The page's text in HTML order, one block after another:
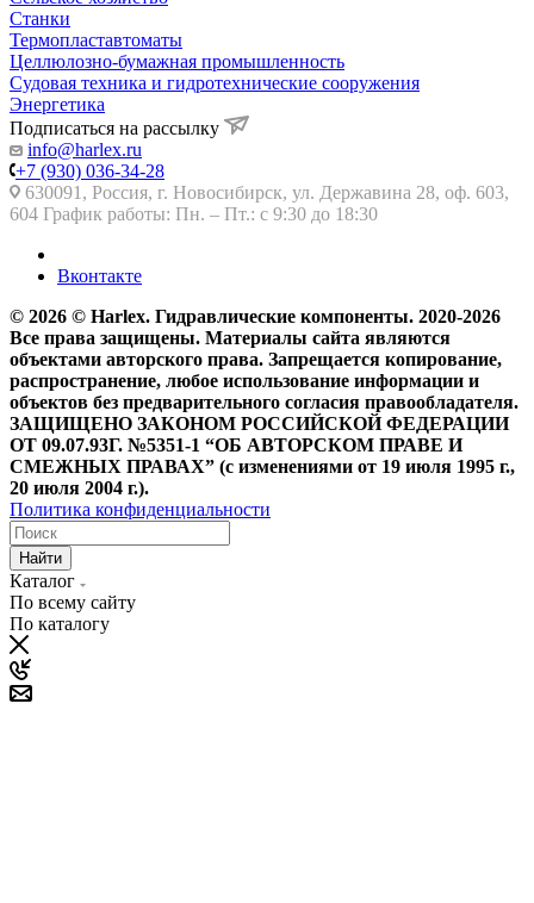
Станки
Термопластавтоматы
Целлюлозно-бумажная промышленность
Судовая техника и гидротехнические сооружения
Энергетика
Подписаться на рассылку
info@harlex.ru
+7 (930) 036-34-28
630091, Россия, г. Новосибирск, ул. Державина 28, оф. 603,
604 График работы: Пн. – Пт.: с 9:30 до 18:30
Вконтакте
© 2026 © Harlex. Гидравлические компоненты. 2020-2026
Все права защищены. Материалы сайта являются
объектами авторского права. Запрещается копирование,
распространение, любое использование информации и
объектов без предварительного согласия правообладателя.
ЗАЩИЩЕНО ЗАКОНОМ РОССИЙСКОЙ ФЕДЕРАЦИИ
ОТ 09.07.93Г. №5351-1 “ОБ АВТОРСКОМ ПРАВЕ И
СМЕЖНЫХ ПРАВАХ” (с изменениями от 19 июля 1995 г.,
20 июля 2004 г.).
Политика конфиденциальности
Найти
Каталог
По всему сайту
По каталогу